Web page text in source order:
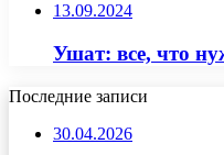
13.09.2024
Ушат: все, что
Последние записи
30.04.2026